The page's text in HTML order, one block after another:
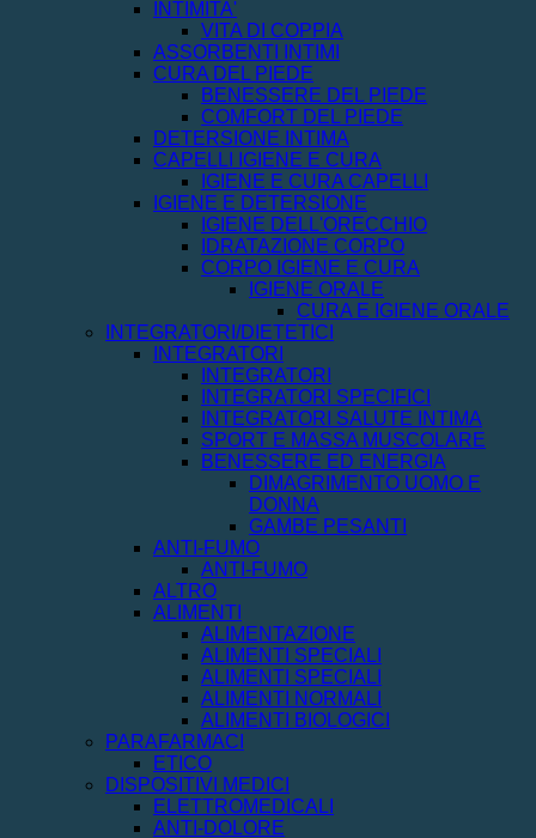
INTIMITA'
VITA DI COPPIA
ASSORBENTI INTIMI
CURA DEL PIEDE
BENESSERE DEL PIEDE
COMFORT DEL PIEDE
DETERSIONE INTIMA
CAPELLI IGIENE E CURA
IGIENE E CURA CAPELLI
IGIENE E DETERSIONE
IGIENE DELL'ORECCHIO
IDRATAZIONE CORPO
CORPO IGIENE E CURA
IGIENE ORALE
CURA E IGIENE ORALE
INTEGRATORI/DIETETICI
INTEGRATORI
INTEGRATORI
INTEGRATORI SPECIFICI
INTEGRATORI SALUTE INTIMA
SPORT E MASSA MUSCOLARE
BENESSERE ED ENERGIA
DIMAGRIMENTO UOMO E
DONNA
GAMBE PESANTI
ANTI-FUMO
ANTI-FUMO
ALTRO
ALIMENTI
ALIMENTAZIONE
ALIMENTI SPECIALI
ALIMENTI SPECIALI
ALIMENTI NORMALI
ALIMENTI BIOLOGICI
PARAFARMACI
ETICO
DISPOSITIVI MEDICI
ELETTROMEDICALI
ANTI-DOLORE